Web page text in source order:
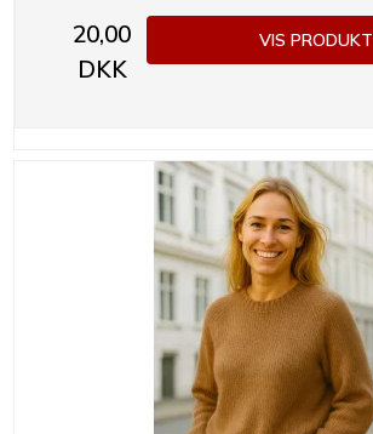
20,00
DKK
VIS PRODUKT